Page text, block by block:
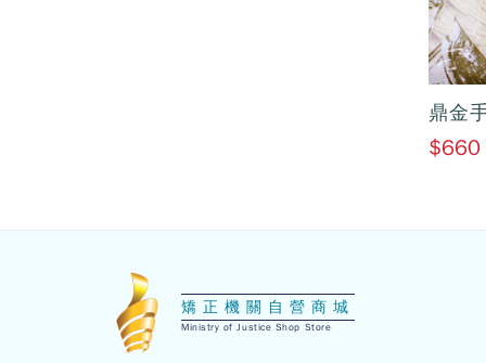
鼎金
$660
矯正機關自營商城
Ministry of Justice Shop Store